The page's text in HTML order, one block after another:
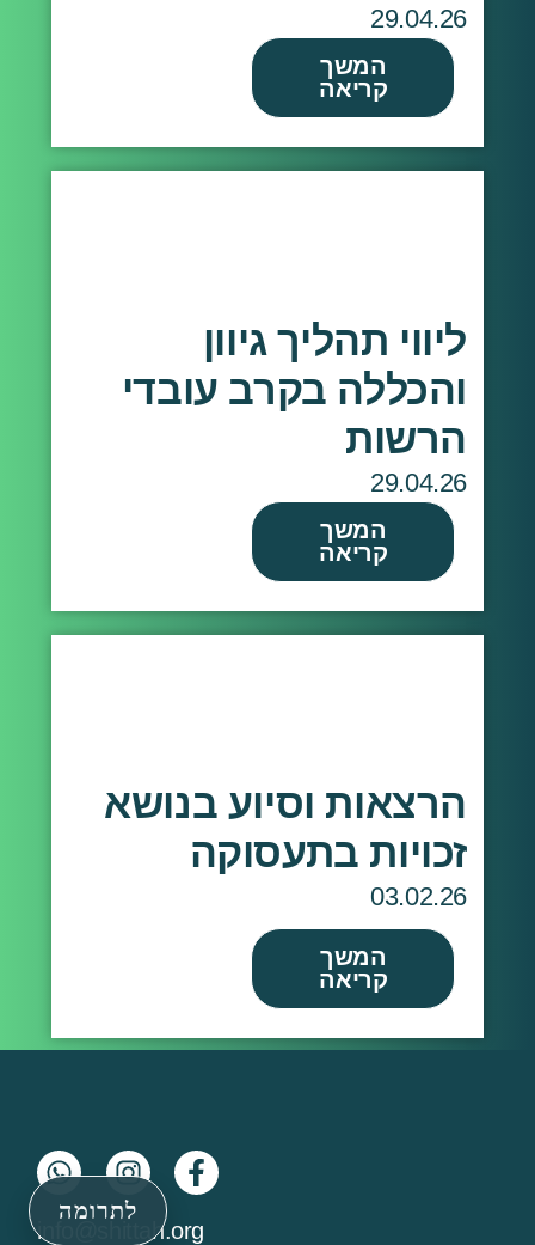
לתרומה
29.04.26
המשך
קריאה
ליווי תהליך גיוון
והכללה בקרב עובדי
הרשות
29.04.26
המשך
קריאה
הרצאות וסיוע בנושא
זכויות בתעסוקה
03.02.26
המשך
קריאה
info@shittah.org